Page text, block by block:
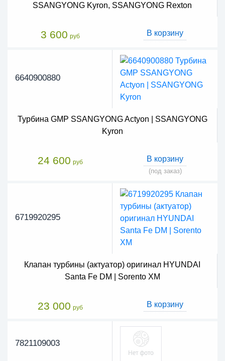
SSANGYONG Kyron, SSANGYONG Rexton
3 600 руб В корзину
6640900880
Турбина GMP SSANGYONG Actyon | SSANGYONG
Kyron
24 600 руб В корзину
(под заказ)
6719920295
Клапан турбины (актуатор) оригинал HYUNDAI
Santa Fe DM | Sorento XM
23 000 руб В корзину
7821109003